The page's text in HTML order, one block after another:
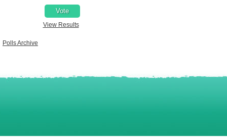
View Results
Polls Archive